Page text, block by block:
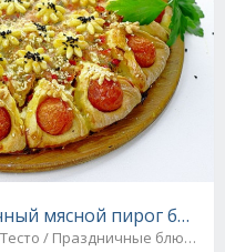
мясной пирог без
Выпечка. Тесто / Праздничные блюда